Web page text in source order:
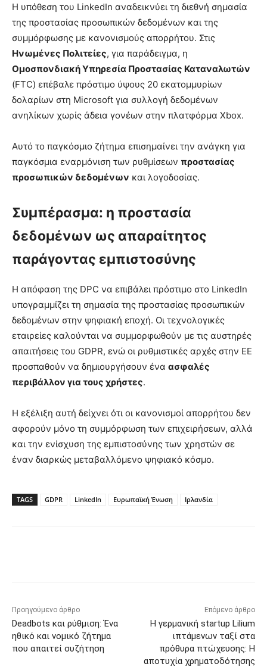
Η υπόθεση του LinkedIn αναδεικνύει τη διεθνή σημασία
της προστασίας προσωπικών δεδομένων και της
συμμόρφωσης με κανονισμούς απορρήτου. Στις
Ηνωμένες Πολιτείες, για παράδειγμα, η
Ομοσπονδιακή Υπηρεσία Προστασίας Καταναλωτών
(FTC) επέβαλε πρόστιμο ύψους 20 εκατομμυρίων
δολαρίων στη Microsoft για συλλογή δεδομένων
ανηλίκων χωρίς άδεια γονέων στην πλατφόρμα Xbox.
Αυτό το παγκόσμιο ζήτημα επισημαίνει την ανάγκη για
παγκόσμια εναρμόνιση των ρυθμίσεων προστασίας
προσωπικών δεδομένων και λογοδοσίας.
Συμπέρασμα: η προστασία
δεδομένων ως απαραίτητος
παράγοντας εμπιστοσύνης
Η απόφαση της DPC να επιβάλει πρόστιμο στο LinkedIn
υπογραμμίζει τη σημασία της προστασίας προσωπικών
δεδομένων στην ψηφιακή εποχή. Οι τεχνολογικές
εταιρείες καλούνται να συμμορφωθούν με τις αυστηρές
απαιτήσεις του GDPR, ενώ οι ρυθμιστικές αρχές στην ΕΕ
προσπαθούν να δημιουργήσουν ένα ασφαλές
περιβάλλον για τους χρήστες.
Η εξέλιξη αυτή δείχνει ότι οι κανονισμοί απορρήτου δεν
αφορούν μόνο τη συμμόρφωση των επιχειρήσεων, αλλά
και την ενίσχυση της εμπιστοσύνης των χρηστών σε
έναν διαρκώς μεταβαλλόμενο ψηφιακό κόσμο.
TAGS GDPR LinkedIn Ευρωπαϊκή Ένωση Ιρλανδία
Προηγούμενο άρθρο
Deadbots και ρύθμιση: Ένα
ηθικό και νομικό ζήτημα
που απαιτεί συζήτηση
Επόμενο άρθρο
Η γερμανική startup Lilium
ιπτάμενων ταξί στα
πρόθυρα πτώχευσης: Η
αποτυχία χρηματοδότησης